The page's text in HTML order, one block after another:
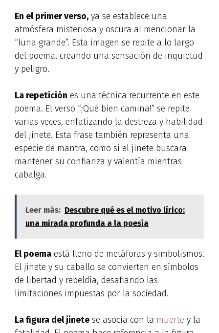
En el primer verso, ya se establece una
atmósfera misteriosa y oscura al mencionar la
“luna grande”. Esta imagen se repite a lo largo
del poema, creando una sensación de inquietud
y peligro.
La repetición es una técnica recurrente en este
poema. El verso “¡Qué bien camina!” se repite
varias veces, enfatizando la destreza y habilidad
del jinete. Esta frase también representa una
especie de mantra, como si el jinete buscara
mantener su confianza y valentía mientras
cabalga.
Leer más: Descubre qué es el motivo lírico:
una mirada profunda a la poesía
El poema está lleno de metáforas y simbolismos.
El jinete y su caballo se convierten en símbolos
de libertad y rebeldía, desafiando las
limitaciones impuestas por la sociedad.
La figura del jinete se asocia con la muerte y la